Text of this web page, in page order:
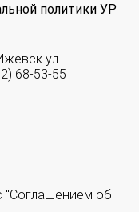
политики УР
ул.
68-53-55
"Соглашением об